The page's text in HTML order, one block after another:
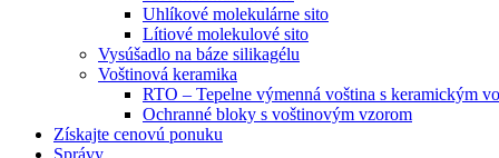
Uhlíkové molekulárne sito
Lítiové molekulové sito
Vysúšadlo na báze silikagélu
Voštinová keramika
RTO – Tepelne výmenná voština s keramickým
Ochranné bloky s voštinovým vzorom
Získajte cenovú ponuku
Správy